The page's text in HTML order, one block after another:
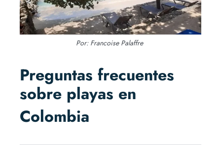
Por: Francoise Palaffre
Preguntas frecuentes
sobre playas en
Colombia